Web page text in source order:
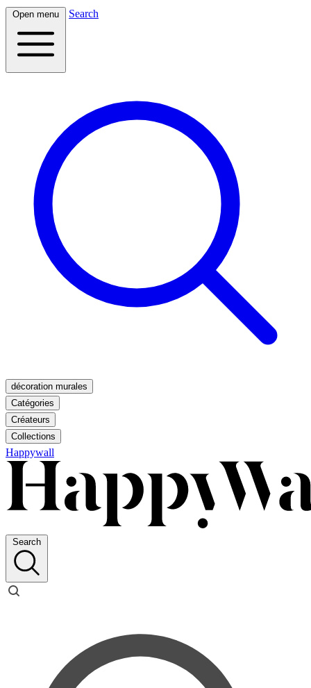
Open menu Search
décoration murales
Catégories
Créateurs
Collections
Happywall
Search